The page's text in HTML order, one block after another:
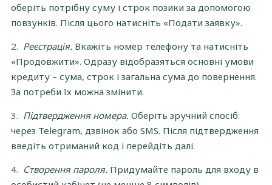
оберіть потрібну суму і строк позики за допомогою
повзунків. Після цього натисніть «Подати заявку».
Реєстрація. Вкажіть номер телефону та натисніть
«Продовжити». Одразу відобразяться основні умови
кредиту – сума, строк і загальна сума до повернення.
За потреби їх можна змінити.
Підтвердження номера. Оберіть зручний спосіб:
через Telegram, дзвінок або SMS. Після підтвердження
введіть отриманий код і перейдіть далі.
Створення пароля. Придумайте пароль для входу в